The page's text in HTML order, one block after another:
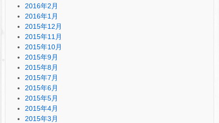
2016年2月
2016年1月
2015年12月
2015年11月
2015年10月
2015年9月
2015年8月
2015年7月
2015年6月
2015年5月
2015年4月
2015年3月